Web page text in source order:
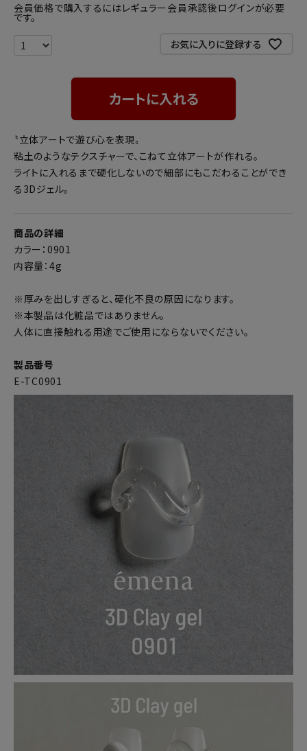
会員価格で購入するにはレギュラー会員承認後ログインが必要
です。
お気に入りに登録する
カートに入れる
〝立体アートで遊び心を表現〟
粘土のようなテクスチャーで、こねて立体アートが作れる。
ライトに入れるまで硬化しないので細部にもこだわることができ
る3Dジェル。
商品の詳細
カラー：0901
内容量：4g
※厚みを出しすぎると、硬化不良の原因になります。
※本製品は化粧品ではありません。
人体に直接触れる用途でご使用にならないでください。
製品番号
E-TC0901